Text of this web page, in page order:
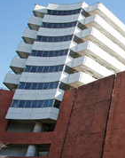
大学入学共通テスト
配慮案内」の請求
幼稚園教員資格認定
高等学校（情報）教
試験